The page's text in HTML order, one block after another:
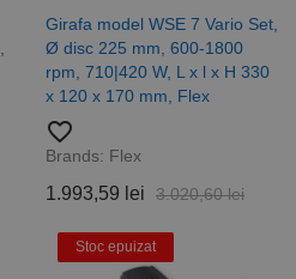
Girafa model WSE 7 Vario Set,
Ø disc 225 mm, 600-1800
rpm, 710|420 W, L x l x H 330
x 120 x 170 mm, Flex
favorite_border
Brands: Flex
1.993,59 lei 3.020,60 lei
Stoc epuizat